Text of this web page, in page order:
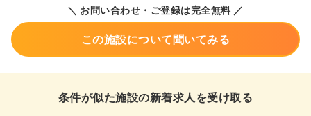
＼ お問い合わせ・ご登録は完全無料 ／
この施設について聞いてみる
条件が似た施設の新着求人を受け取る